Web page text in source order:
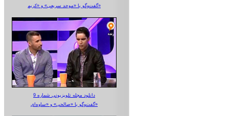
گفت‌وگو با «موحد سریعی» و «کریم»
دانلود مجله تلویزیونی شماره 9
گفت‌وگو با «صالحی» و «ساوه‌ای»